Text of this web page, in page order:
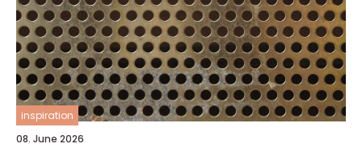
inspiration
08. June 2026